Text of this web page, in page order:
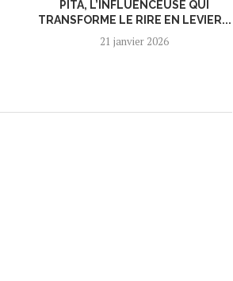
PITA, L’INFLUENCEUSE QUI
TRANSFORME LE RIRE EN LEVIER...
21 janvier 2026